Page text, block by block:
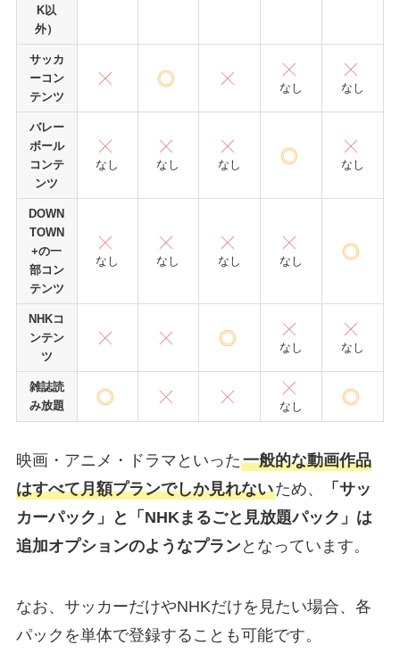
K以
外）
サッカ
ーコン
テンツ
なし なし
バレー
ボール
コンテ
ンツ
なし なし なし なし
DOWN
TOWN
+の一
部コン
テンツ
なし なし なし なし
NHKコ
ンテン
ツ
なし なし
雑誌読
み放題
なし
映画・アニメ・ドラマといった一般的な動画作品
はすべて月額プランでしか見れないため、
「サッ
カーパック」と「NHKまるごと見放題パック」は
追加オプションのようなプランとなっています。
なお、サッカーだけやNHKだけを見たい場合、各
パックを単体で登録することも可能です。